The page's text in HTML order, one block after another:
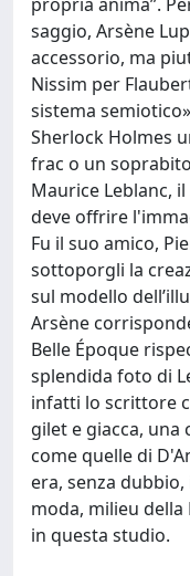
saggio, Arsène
accessorio, ma
Nissim per
sistema
Sherlock Holmes
frac o un
Maurice Leblanc,
deve offrire
Fu il suo amico,
sottoporgli la
sul modello
Arsène
Belle Époque
splendida foto di
infatti lo scrittore
gilet e giacca,
come quelle di
era, senza
moda, milieu della
in questa studio.